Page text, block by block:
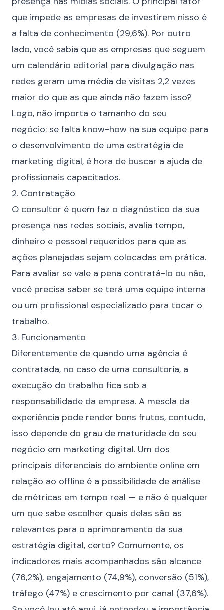
que impede as empresas de investirem nisso é
a falta de conhecimento (29,6%). Por outro
lado, você sabia que as empresas que seguem
um calendário editorial para divulgação nas
redes geram uma média de visitas 2,2 vezes
maior do que as que ainda não fazem isso?
Logo, não importa o tamanho do seu
negócio: se falta know-how na sua equipe para
o desenvolvimento de uma estratégia de
marketing digital, é hora de buscar a ajuda de
profissionais capacitados.
2. Contratação
O consultor é quem faz o diagnóstico da sua
presença nas redes sociais, avalia tempo,
dinheiro e pessoal requeridos para que as
ações planejadas sejam colocadas em prática.
Para avaliar se vale a pena contratá-lo ou não,
você precisa saber se terá uma equipe interna
ou um profissional especializado para tocar o
trabalho.
3. Funcionamento
Diferentemente de quando uma agência é
contratada, no caso de uma consultoria, a
execução do trabalho fica sob a
responsabilidade da empresa. A mescla da
experiência pode render bons frutos, contudo,
isso depende do grau de maturidade do seu
negócio em marketing digital. Um dos
principais diferenciais do ambiente online em
relação ao offline é a possibilidade de análise
de métricas em tempo real — e não é qualquer
um que sabe escolher quais delas são as
relevantes para o aprimoramento da sua
estratégia digital, certo? Comumente, os
indicadores mais acompanhados são alcance
(76,2%), engajamento (74,9%), conversão (51%),
tráfego (47%) e crescimento por canal (37,6%).